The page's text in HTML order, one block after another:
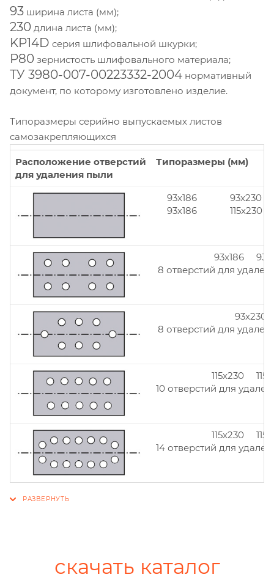
93 ширина листа (мм);
230 длина листа (мм);
KP14D серия шлифовальной шкурки;
Р80 зернистость шлифовального материала;
ТУ 3980-007-00223332-2004 нормативный
документ, по которому изготовлено изделие.
Типоразмеры серийно выпускаемых листов
самозакрепляющихся
Расположение отверстий
для удаления пыли
Типоразмеры (мм)
93x186
93x186
93x230
115x230
93x186
8 отверстий для
93x230
8 отверстий для
115x230
10 отверстий для
115x230
14 отверстий для
скачать каталог